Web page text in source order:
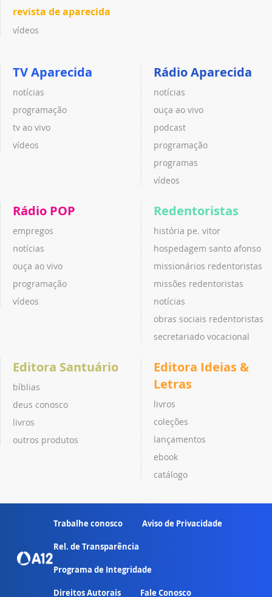
revista de aparecida
vídeos
TV Aparecida
notícias
programação
tv ao vivo
vídeos
Rádio Aparecida
notícias
ouça ao vivo
podcast
programação
programas
vídeos
Rádio POP
empregos
notícias
ouça ao vivo
programação
vídeos
Redentoristas
história pe. vitor
hospedagem santo afonso
missionários redentoristas
missões redentoristas
notícias
obras sociais redentoristas
secretariado vocacional
Editora Santuário
bíblias
deus conosco
livros
outros produtos
Editora Ideias &
Letras
livros
coleções
lançamentos
ebook
catálogo
Trabalhe conosco Aviso de Privacidade
Rel. de Transparência
Programa de Integridade
Direitos Autorais Fale Conosco